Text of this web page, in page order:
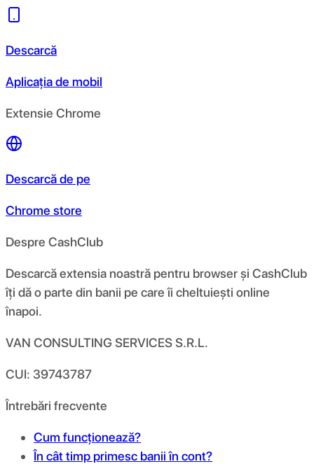
Descarcă
Aplicația de mobil
Extensie Chrome
Descarcă de pe
Chrome store
Despre CashClub
Descarcă extensia noastră pentru browser și CashClub
îți dă o parte din banii pe care îi cheltuiești online
înapoi.
VAN CONSULTING SERVICES S.R.L.
CUI: 39743787
Întrebări frecvente
Cum funcționează?
În cât timp primesc banii în cont?